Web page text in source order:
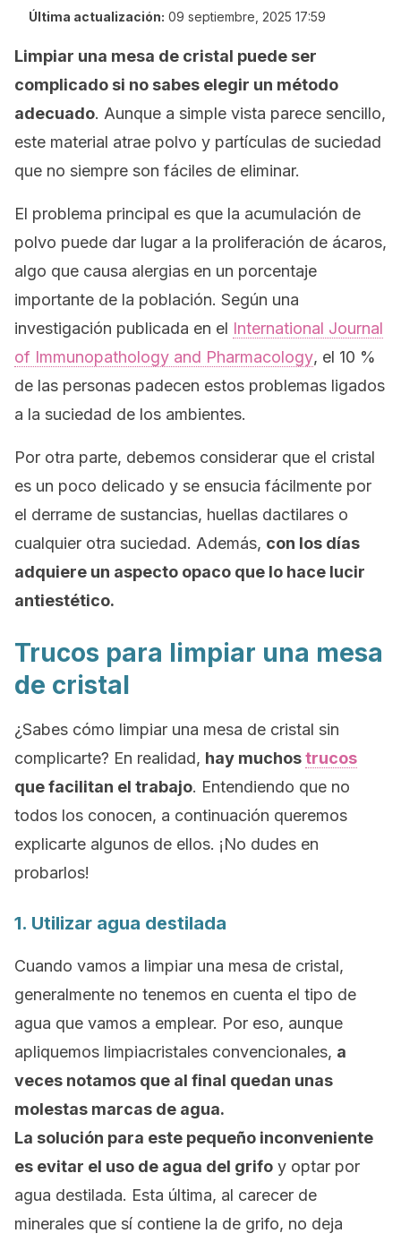
Última actualización: 09 septiembre, 2025 17:59
Limpiar una mesa de cristal puede ser
complicado si no sabes elegir un método
adecuado. Aunque a simple vista parece sencillo,
este material atrae polvo y partículas de suciedad
que no siempre son fáciles de eliminar.
El problema principal es que la acumulación de
polvo puede dar lugar a la proliferación de ácaros,
algo que causa alergias en un porcentaje
importante de la población. Según una
investigación publicada en el International Journal
of Immunopathology and Pharmacology, el 10 %
de las personas padecen estos problemas ligados
a la suciedad de los ambientes.
Por otra parte, debemos considerar que el cristal
es un poco delicado y se ensucia fácilmente por
el derrame de sustancias, huellas dactilares o
cualquier otra suciedad. Además, con los días
adquiere un aspecto opaco que lo hace lucir
antiestético.
Trucos para limpiar una mesa
de cristal
¿Sabes cómo limpiar una mesa de cristal sin
complicarte? En realidad, hay muchostrucos
que facilitan el trabajo. Entendiendo que no
todos los conocen, a continuación queremos
explicarte algunos de ellos. ¡No dudes en
probarlos!
1. Utilizar agua destilada
Cuando vamos a limpiar una mesa de cristal,
generalmente no tenemos en cuenta el tipo de
agua que vamos a emplear. Por eso, aunque
apliquemos limpiacristales convencionales, a
veces notamos que al final quedan unas
molestas marcas de agua.
La solución para este pequeño inconveniente
es evitar el uso de agua del grifo y optar por
agua destilada. Esta última, al carecer de
minerales que sí contiene la de grifo, no deja